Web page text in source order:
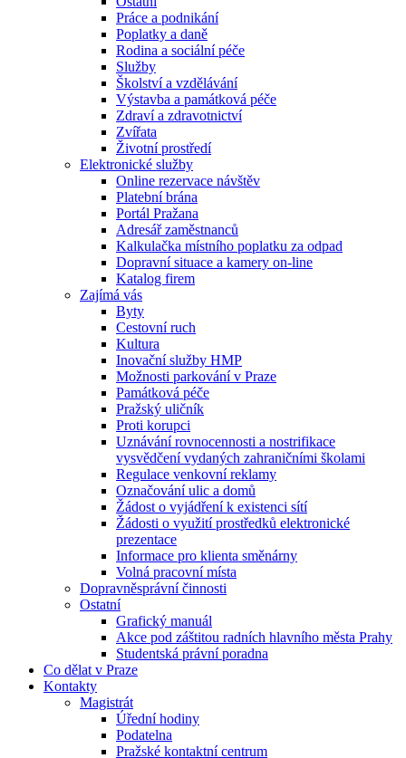
Práce a podnikání
Poplatky a daně
Rodina a sociální péče
Služby
Školství a vzdělávání
Výstavba a památková péče
Zdraví a zdravotnictví
Zvířata
Životní prostředí
Elektronické služby
Online rezervace návštěv
Platební brána
Portál Pražana
Adresář zaměstnanců
Kalkulačka místního poplatku za odpad
Dopravní situace a kamery on-line
Katalog firem
Zajímá vás
Byty
Cestovní ruch
Kultura
Inovační služby HMP
Možnosti parkování v Praze
Památková péče
Pražský uličník
Proti korupci
Uznávání rovnocennosti a nostrifikace
vysvědčení vydaných zahraničními školami
Regulace venkovní reklamy
Označování ulic a domů
Žádost o vyjádření k existenci sítí
Žádosti o využití prostředků elektronické
prezentace
Informace pro klienta směnárny
Volná pracovní místa
Dopravněsprávní činnosti
Ostatní
Grafický manuál
Akce pod záštitou radních hlavního města Prahy
Studentská právní poradna
Co dělat v Praze
Kontakty
Magistrát
Úřední hodiny
Podatelna
Pražské kontaktní centrum